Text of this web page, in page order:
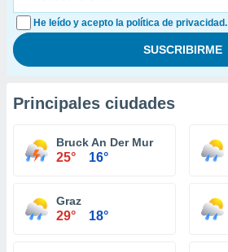
He leído y acepto la política de privacidad.
Principales ciudades
Bruck An Der Mur
25° 16°
Graz
29° 18°